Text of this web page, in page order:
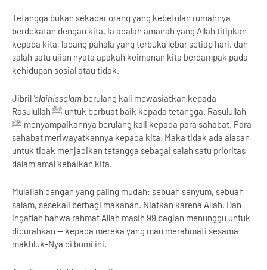
Tetangga bukan sekadar orang yang kebetulan rumahnya
berdekatan dengan kita. Ia adalah amanah yang Allah titipkan
kepada kita, ladang pahala yang terbuka lebar setiap hari, dan
salah satu ujian nyata apakah keimanan kita berdampak pada
kehidupan sosial atau tidak.
Jibril 'alaihissalam berulang kali mewasiatkan kepada
Rasulullah ﷺ untuk berbuat baik kepada tetangga. Rasulullah
ﷺ menyampaikannya berulang kali kepada para sahabat. Para
sahabat meriwayatkannya kepada kita. Maka tidak ada alasan
untuk tidak menjadikan tetangga sebagai salah satu prioritas
dalam amal kebaikan kita.
Mulailah dengan yang paling mudah: sebuah senyum, sebuah
salam, sesekali berbagi makanan. Niatkan karena Allah. Dan
ingatlah bahwa rahmat Allah masih 99 bagian menunggu untuk
dicurahkan — kepada mereka yang mau merahmati sesama
makhluk-Nya di bumi ini.